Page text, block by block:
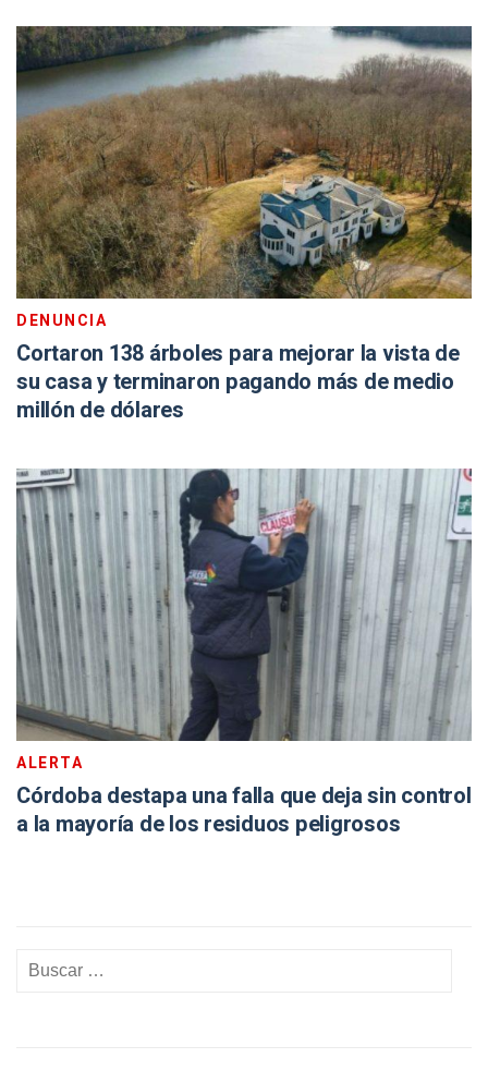
DENUNCIA
Cortaron 138 árboles para mejorar la vista de
su casa y terminaron pagando más de medio
millón de dólares
ALERTA
Córdoba destapa una falla que deja sin control
a la mayoría de los residuos peligrosos